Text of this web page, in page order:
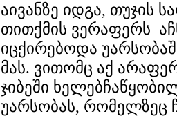
აივანზე იდგა, თუჯის
თითქმის ვერაფერს
იცქირებოდა
მას. ვითომც აქ
ჯიბეში
უარსობას, რომელზეც